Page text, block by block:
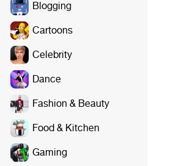
Blogging
Cartoons
Celebrity
Dance
Fashion & Beauty
Food & Kitchen
Gaming